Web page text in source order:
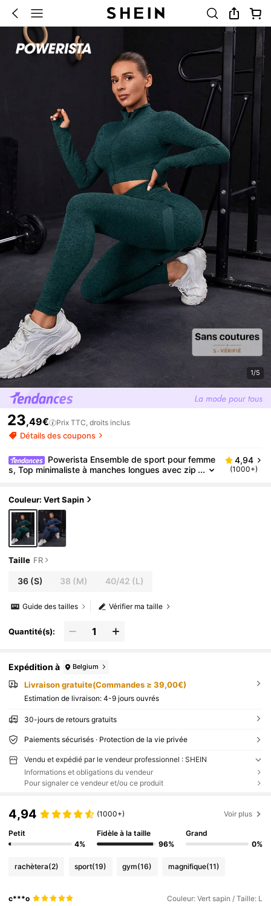
1/5
23,49€ Prix TTC, droits inclus
Détails des coupons
Powerista Ensemble de sport pour femme
s, Top minimaliste à manches longues avec zip
port, ensemble de leggings pour femmes
4,94
(1000+)
Couleur: Vert Sapin
Taille FR
36(S) 38 (M) 40/42 (L)
Vérifier ma taille
Guide des tailles
Quantité(s):
Expédition à Belgium
Livraison gratuite(Commandes ≥ 39,00€)
Estimation de livraison: 4-9 jours ouvrés
30-jours de retours gratuits
Paiements sécurisés · Protection de la vie privée
Vendu et expédié par le vendeur professionnel : SHEIN
Informations et obligations du vendeur
Pour signaler ce vendeur et/ou ce produit
4,94 (1000+) Voir plus
Petit
4%
Fidèle à la taille
96%
Grand
0%
rachètera(2) sport(19) gym(16) magnifique(11)
c***o Couleur: Vert sapin / Taille: L